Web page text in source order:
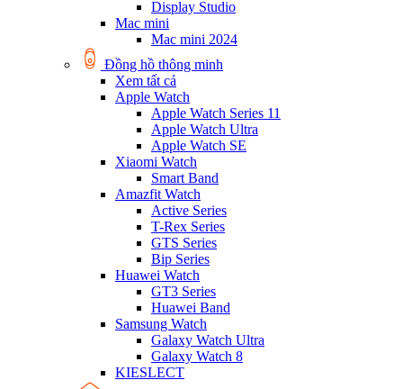
Display Studio
Mac mini
Mac mini 2024
Đồng hồ thông minh
Xem tất cả
Apple Watch
Apple Watch Series 11
Apple Watch Ultra
Apple Watch SE
Xiaomi Watch
Smart Band
Amazfit Watch
Active Series
T-Rex Series
GTS Series
Bip Series
Huawei Watch
GT3 Series
Huawei Band
Samsung Watch
Galaxy Watch Ultra
Galaxy Watch 8
KIESLECT